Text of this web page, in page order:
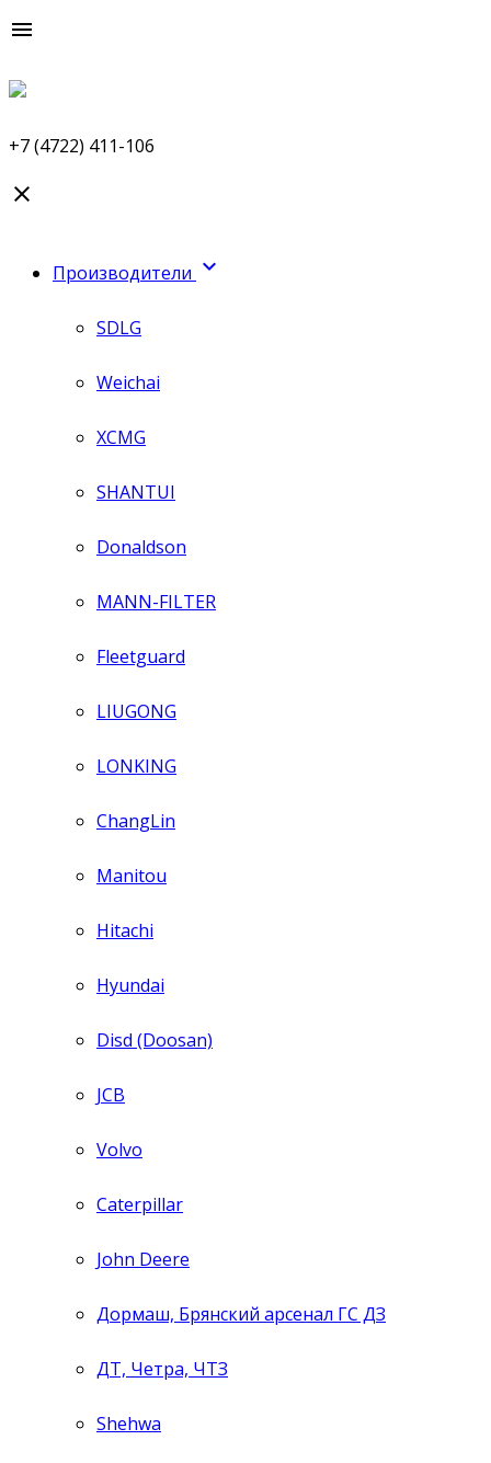

+7 (4722) 411-106

Производители 
SDLG
Weichai
XCMG
SHANTUI
Donaldson
MANN-FILTER
Fleetguard
LIUGONG
LONKING
ChangLin
Manitou
Hitachi
Hyundai
Disd (Doosan)
JCB
Volvo
Caterpillar
John Deere
Дормаш, Брянский арсенал ГС ДЗ
ДТ, Четра, ЧТЗ
Shehwa